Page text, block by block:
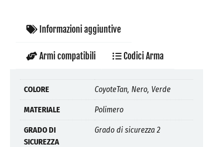
Informazioni aggiuntive
Armi compatibili Codici Arma
COLORE CoyoteTan, Nero, Verde
MATERIALE Polimero
GRADO DI
SICUREZZA
Grado di sicurezza 2